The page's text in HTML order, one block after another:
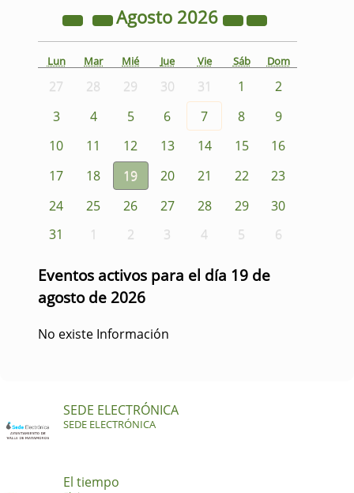
Agosto 2026
Lun Mar Mié Jue Vie Sáb Dom
27 28 29 30 31 1
2
3
4 5 6 7 8
9
10
11 12 13 14 15
16
17
18 19 20 21 22
23
24
25 26 27 28 29
30
31
1 2 3 4 5 6
Eventos activos para el día 19 de
agosto de 2026
No existe Información
SEDE ELECTRÓNICA
SEDE ELECTRÓNICA
El tiempo